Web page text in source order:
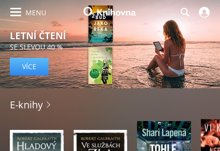
MENU
LETNÍ ČTENÍ
SE SLEVOU 40 %
VÍCE
O2E-knihy